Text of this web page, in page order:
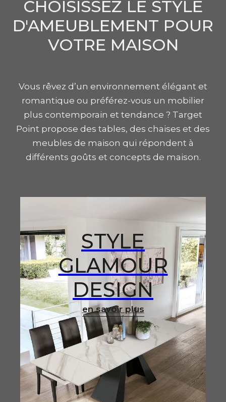
CHOISISSEZ LE STYLE
D'AMEUBLEMENT POUR
VOTRE MAISON
Vous rêvez d’un environnement élégant et
romantique ou préférez-vous un mobilier
plus contemporain et tendance ? Target
Point propose des tables, des chaises et des
meubles de maison qui répondent à
différents goûts et concepts de maison.
STYLE
GLAMOUR
DESIGN
en savoir plus